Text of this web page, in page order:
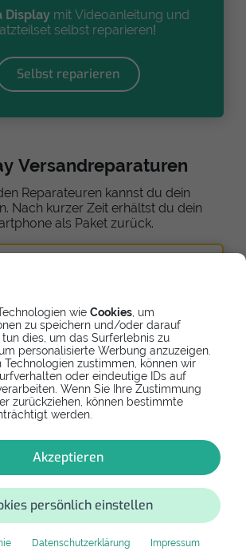
wie Cookies , um
zu speichern und/oder darauf
dies, um das Surferlebnis zu
personalisierte Werbung anzuzeigen.
Technologien zustimmen, können wir
oder eindeutige IDs auf
Wenn Sie Ihre Zustimmung
zurückziehen, können bestimmte
werden.
Akzeptieren
persönlich einstellen
Datenschutzerklärung Impressum
Displaymit Videoanleitung und
selbst reparieren!
Selbst reparieren
Versandreparaturen
Reparateuren kannst du dein
Nach kurzer Zeit erhältst du dein
als Paket zurück.
bezahlen Versandreparatur
kaputt.de GmbH
- dein Reparaturspezialist
5,0
8
89,90 €